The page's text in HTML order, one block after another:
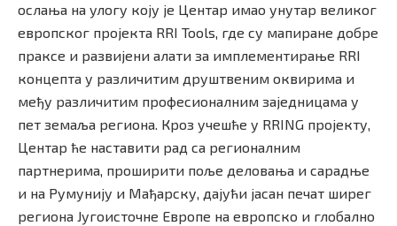
ослања на улогу коју је Центар имао унутар великог
европског пројекта RRI Tools, где су мапиране добре
праксе и развијени алати за имплементирање RRI
концепта у различитим друштвеним оквирима и
међу различитим професионалним заједницама у
пет земаља региона. Кроз учешће у RRING пројекту,
Центар ће наставити рад са регионалним
партнерима, проширити поље деловања и сарадње
и на Румунију и Мађарску, дајући јасан печат ширег
региона Југоисточне Европе на европско и глобално